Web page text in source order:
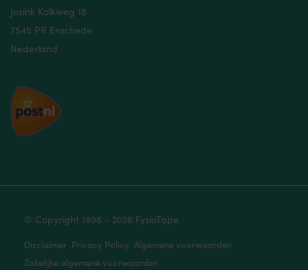
Josink Kolkweg 18
7545 PR Enschede
Nederland
© Copyright 1998 - 2026 FysioTape
Disclaimer Privacy Policy Algemene voorwaarden
Zakelijke algemene voorwaarden